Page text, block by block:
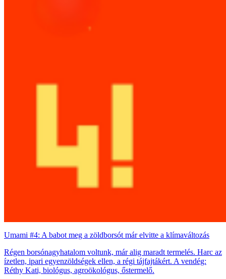
Umami #4: A babot meg a zöldborsót már elvitte a klímaváltozás
Régen borsónagyhatalom voltunk, már alig maradt termelés. Harc az
ízetlen, ipari egyenzöldségek ellen, a régi tájfajtákért. A vendég:
Réthy Kati, biológus, agroökológus, őstermelő.